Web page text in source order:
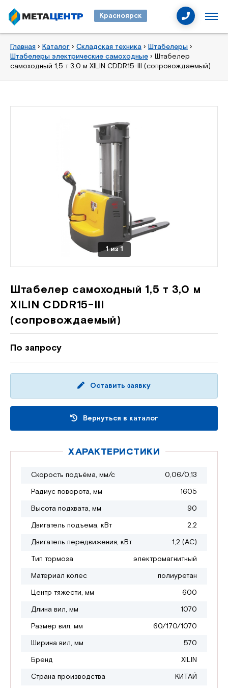
Красноярск
Главная › Каталог › Складская техника › Штабелеры ›
Штабелеры электрические самоходные › Штабелер
самоходный 1,5 т 3,0 м XILIN CDDR15-III (сопровождаемый)
1из 1
Штабелер самоходный 1,5 т 3,0 м
XILIN CDDR15-III
(сопровождаемый)
По запросу
Оставить заявку
Вернуться в каталог
ХАРАКТЕРИСТИКИ
Скорость подъёма, мм/с
0,06/0,13
Радиус поворота, мм
1605
Высота подхвата, мм
90
Двигатель подъема, кВт
2,2
Двигатель передвижения, кВт
1,2 (АС)
Тип тормоза
электромагнитный
Материал колес
полиуретан
Центр тяжести, мм
600
Длина вил, мм
1070
Размер вил, мм
60/170/1070
Ширина вил, мм
570
Бренд
XILIN
Страна производства
КИТАЙ